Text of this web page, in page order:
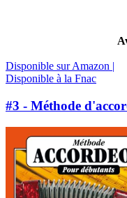
Disponible sur Amazon |
Disponible à la Fnac
#3 - Méthode